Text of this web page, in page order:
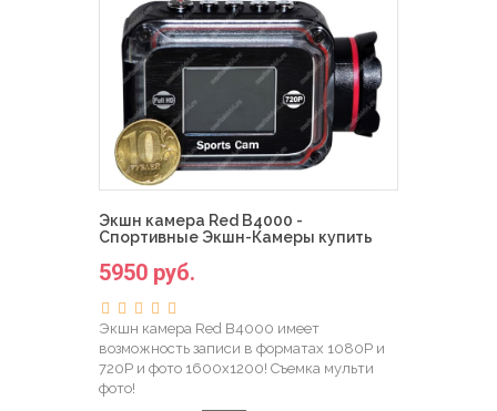
Экшн камера Red B4000 -
Спортивные Экшн-Камеры купить
5950 руб.
Экшн камера Red B4000 имеет
возможность записи в форматах 1080Р и
720Р и фото 1600х1200! Съемка мульти
фото!